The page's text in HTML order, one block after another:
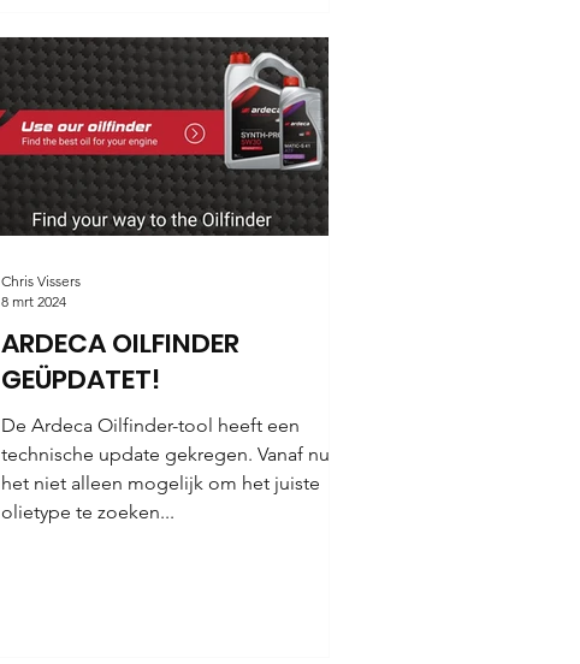
ARDECA OILFINDER
GEÜPDATET!
De Ardeca Oilfinder-tool heeft een
technische update gekregen. Vanaf nu is
het niet alleen mogelijk om het juiste
olietype te zoeken...
Chris Vissers
8 mrt 2024